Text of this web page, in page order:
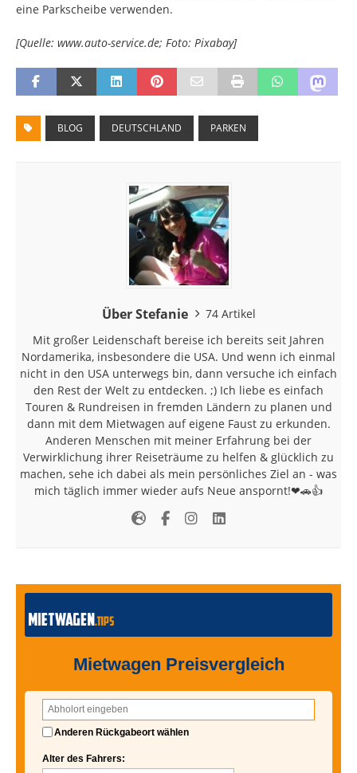
eine Parkscheibe verwenden.
[Quelle: www.auto-service.de; Foto: Pixabay]
BLOG DEUTSCHLAND PARKEN
Über Stefanie
74 Artikel
Mit großer Leidenschaft bereise ich bereits seit Jahren
Nordamerika, insbesondere die USA. Und wenn ich einmal
nicht in den USA unterwegs bin, dann versuche ich einfach
den Rest der Welt zu entdecken. ;) Ich liebe es einfach
Touren & Rundreisen in fremden Ländern zu planen und
dann mit dem Mietwagen auf eigene Faust zu erkunden.
Anderen Menschen mit meiner Erfahrung bei der
Verwirklichung ihrer Reiseträume zu helfen & glücklich zu
machen, sehe ich dabei als mein persönliches Ziel an - was
mich täglich immer wieder aufs Neue anspornt!❤🚗👍
Mietwagen Preisvergleich
Anderen Rückgabeort wählen
Alter des Fahrers: